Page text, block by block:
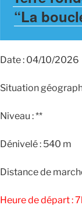
“La
Date : 04/10/2026
Situation
Niveau : **
Dénivelé : 540 m
Distance de
Heure de départ :